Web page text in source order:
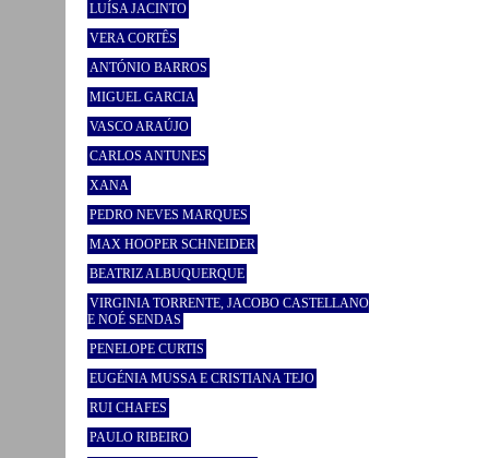
LUÍSA JACINTO
VERA CORTÊS
ANTÓNIO BARROS
MIGUEL GARCIA
VASCO ARAÚJO
CARLOS ANTUNES
XANA
PEDRO NEVES MARQUES
MAX HOOPER SCHNEIDER
BEATRIZ ALBUQUERQUE
VIRGINIA TORRENTE, JACOBO CASTELLANO
E NOÉ SENDAS
PENELOPE CURTIS
EUGÉNIA MUSSA E CRISTIANA TEJO
RUI CHAFES
PAULO RIBEIRO